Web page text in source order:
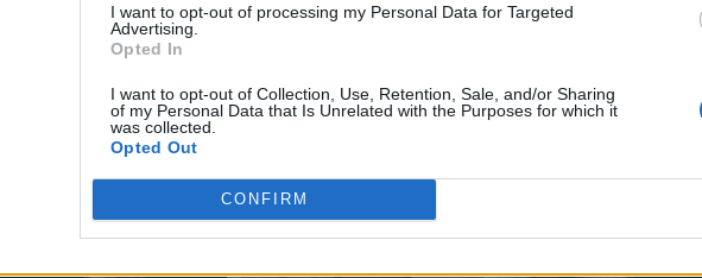
I want to opt-out of processing my Personal Data for Targeted
Advertising.
Opted In
I want to opt-out of Collection, Use, Retention, Sale, and/or Sharing
of my Personal Data that Is Unrelated with the Purposes for which it
was collected.
Opted Out
CONFIRM
Γεωργιάδης για Τσίπρα:
«Θεωρώ παράνομο το όνομα
του κόμματος - Ποιος τον
ανακήρυξε τον πιο έντιμο
πρωθυπουργό»
Γεωργιάδης: «Το ΠΑΣΟΚ πάει
για εκλογική συντριβή - Ο
Γεωργιάδης: «Ο Τσίπρας
έπρεπε να μην είναι πια